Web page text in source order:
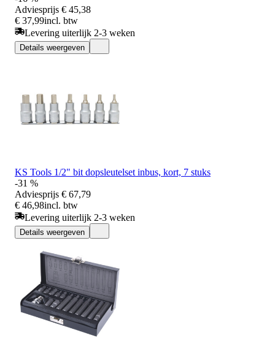
Adviesprijs € 45,38
€ 37,99incl. btw
Levering uiterlijk 2-3 weken
Details weergeven
KS Tools 1/2" bit dopsleutelset inbus, kort, 7 stuks
-31 %
Adviesprijs € 67,79
€ 46,98incl. btw
Levering uiterlijk 2-3 weken
Details weergeven